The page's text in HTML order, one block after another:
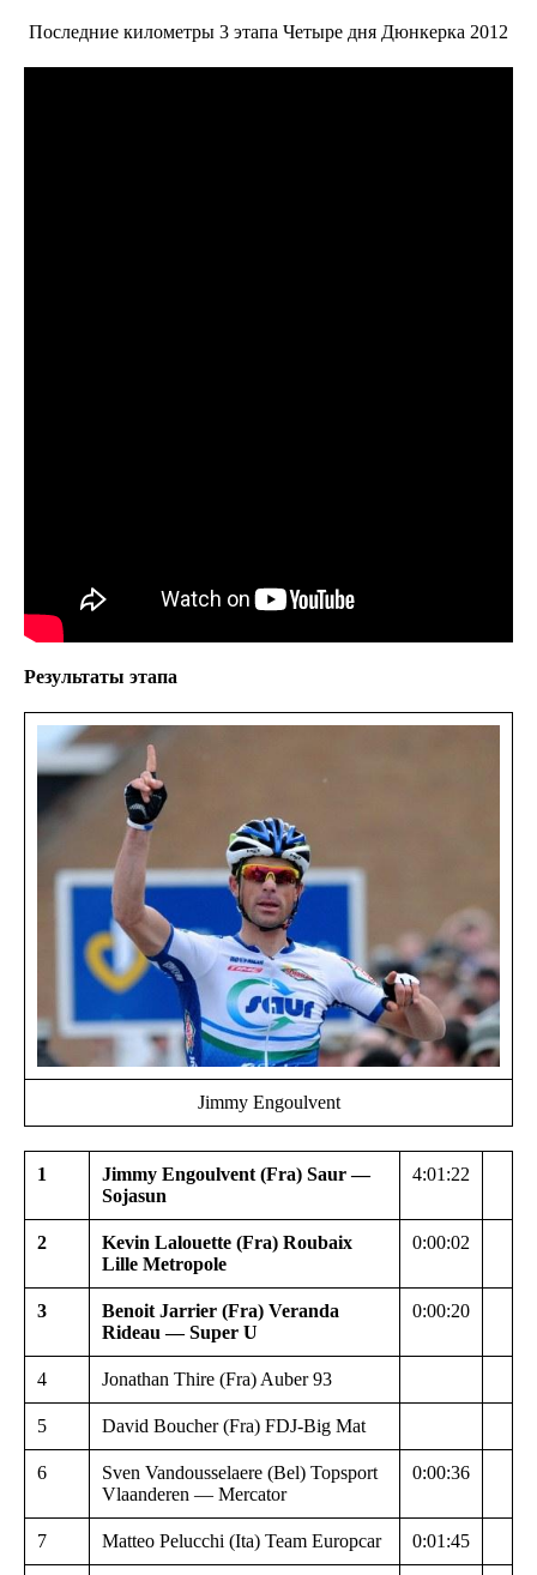
Последние километры 3 этапа Четыре дня Дюнкерка 2012
Результаты этапа
Jimmy Engoulvent
1
Jimmy Engoulvent (Fra) Saur —
Sojasun
4:01:22
2
Kevin Lalouette (Fra) Roubaix
Lille Metropole
0:00:02
3
Benoit Jarrier (Fra) Veranda
Rideau — Super U
0:00:20
4 Jonathan Thire (Fra) Auber 93
5 David Boucher (Fra) FDJ-Big Mat
6
Sven Vandousselaere (Bel) Topsport
Vlaanderen — Mercator
0:00:36
7 Matteo Pelucchi (Ita) Team Europcar 0:01:45